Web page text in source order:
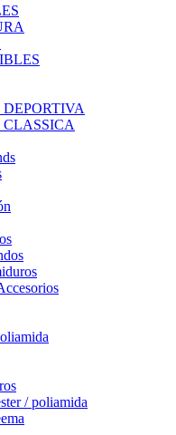
/ poliamida